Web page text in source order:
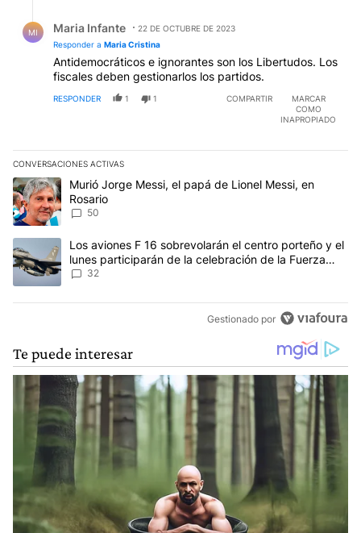
MI Maria Infante
22 DE OCTUBRE DE 2023
Responder a Maria Cristina
Antidemocráticos e ignorantes son los Libertudos. Los
fiscales deben gestionarlos los partidos.
RESPONDER 1 1 COMPARTIR
MARCAR
COMO
INAPROPIADO
CONVERSACIONES ACTIVAS
Este listado muestra los artículos con más comentarios en los
Un artículo de tendencia con el título "Murió Jorge Messi, el
Murió Jorge Messi, el papá de Lionel Messi, en
Rosario
50
Un artículo de tendencia con el título "Los aviones F 16
Los aviones F 16 sobrevolarán el centro porteño y el
lunes participarán de la celebración de la Fuerza
Aérea
32
Gestionado por